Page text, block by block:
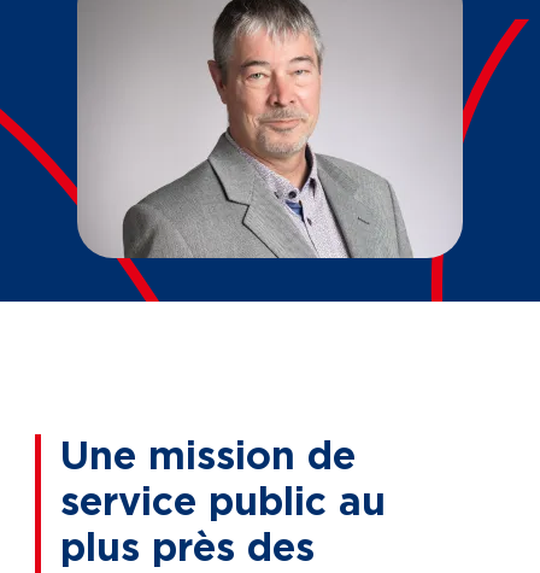
Une mission de
service public au
plus près des